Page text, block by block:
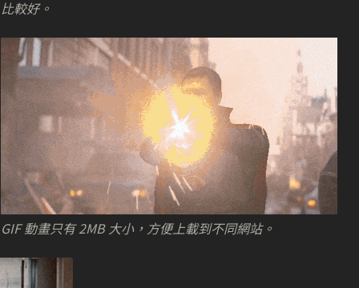
比較好。
GIF 動畫只有 2MB 大小，方便上載到不同網站。